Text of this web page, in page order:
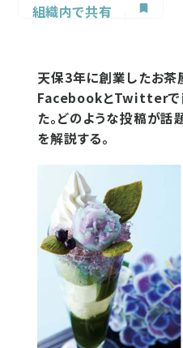
組織内で共有
天保3年に創業したお茶
FacebookとTwitterで
た。どのような投稿が話
を解説する。